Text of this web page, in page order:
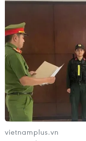
vietnamplus.vn